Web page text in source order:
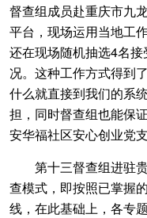
督查组成员赴重庆市九
平台，现场运用当地工
还在现场随机抽选4名
况。这种工作方式得到
什么就直接到我们的系
担，同时督查组也能保
安华福社区安心创业党
第十三督查组进驻贵
查模式，即按照已掌握
线，在此基础上，各专